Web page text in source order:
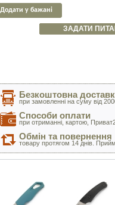
Додати у бажані
ЗАДАТИ
Безкоштовна
при замовленні на суму від
Способи оплати
при отриманні, картою,
Обмін та повернення
товару протягом 14 днів.